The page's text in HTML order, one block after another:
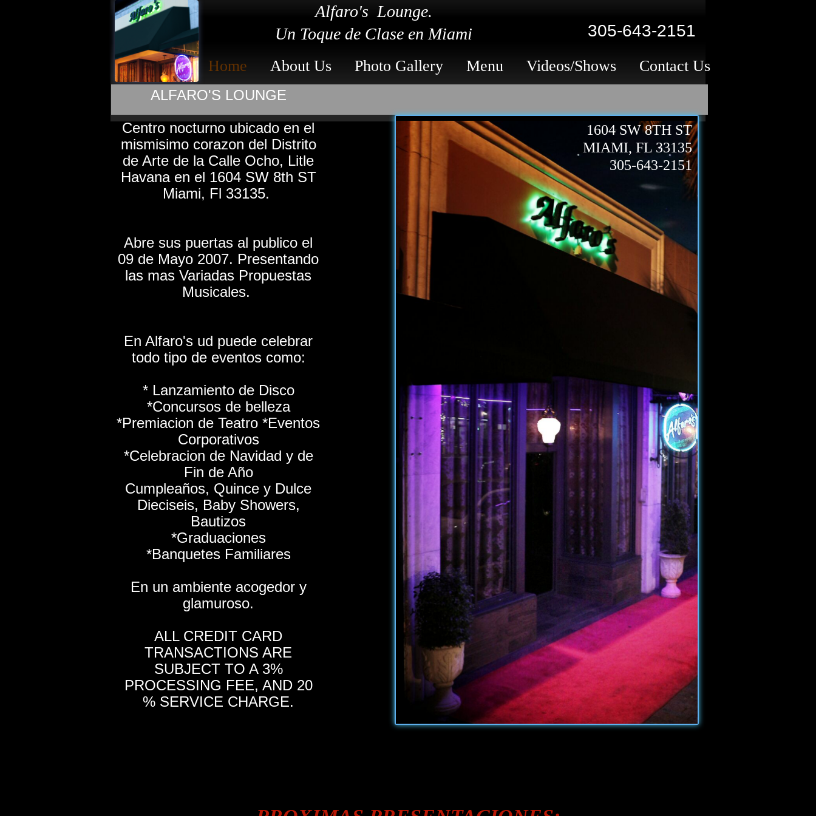
305-643-2151
1604 SW 8TH ST
MIAMI, FL 33135
305-643-2151
Alfaro's Lounge.
Un Toque de Clase en Miami
ALFARO'S LOUNGE
Centro nocturno ubicado en el
mismisimo corazon del Distrito
de Arte de la Calle Ocho, Litle
Havana en el 1604 SW 8th ST
Miami, Fl 33135.
Abre sus puertas al publico el
09 de Mayo 2007. Presentando
las mas Variadas Propuestas
Musicales.
En Alfaro's ud puede celebrar
todo tipo de eventos como:
* Lanzamiento de Disco
*Concursos de belleza
*Premiacion de Teatro *Eventos
Corporativos
*Celebracion de Navidad y de
Fin de Año
Cumpleaños, Quince y Dulce
Dieciseis, Baby Showers,
Bautizos
*Graduaciones
*Banquetes Familiares
En un ambiente acogedor y
glamuroso.
ALL CREDIT CARD
TRANSACTIONS ARE
SUBJECT TO A 3%
PROCESSING FEE, AND 20
% SERVICE CHARGE.
Home About Us Photo Gallery Menu Videos/Shows Contact Us